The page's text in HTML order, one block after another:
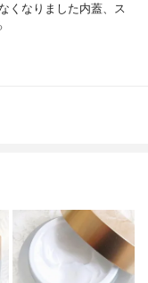
くなりました内蓋、ス